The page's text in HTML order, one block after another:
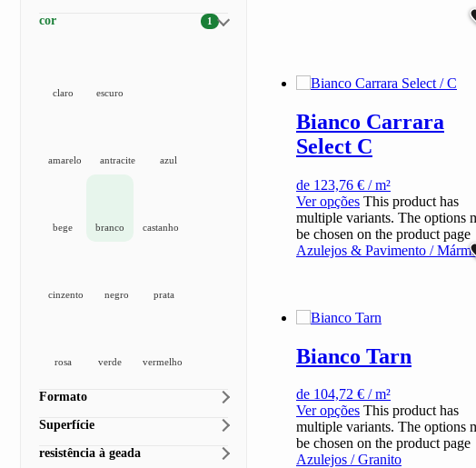
cor 1
claro escuro
amarelo antracite azul
bege branco castanho
cinzento negro prata
rosa verde vermelho
Formato
Superfície
resistência à geada
Bianco Carrara
Select C
de 123,76 € / m²
Ver opções This product has
multiple variants. The options
be chosen on the product page
Azulejos & Pavimento /
Bianco Tarn
de 104,72 € / m²
Ver opções This product has
multiple variants. The options
be chosen on the product page
Azulejos / Granito